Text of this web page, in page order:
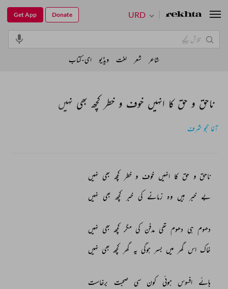
ناحق و حق کا انہیں خوف و خطر کچھ بھی نہیں
آغا حجو شرف
ناحق و حق کا انہیں خوف و خطر کچھ بھی نہیں
بے خبر ہیں وہ زمانے کی خبر کچھ بھی نہیں
دھوم ہی دھوم تھی مدفن کی مگر کچھ بھی نہیں
خاک اس گھر میں بسر ہوگی یہ گھر کچھ بھی نہیں
ہائے افسوس ہوئی کون سی صحبت
برخاست
URD
Get App Donate
شاعر شعر لغت ویڈیو ای-کتاب